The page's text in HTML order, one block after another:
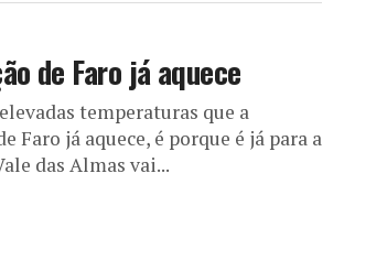
de Faro já aquece
temperaturas que a
Faro já aquece, é porque é já para a
das Almas vai...